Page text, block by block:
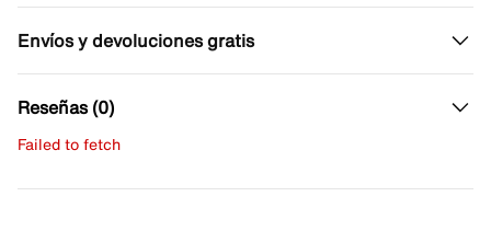
Envíos y devoluciones gratis
Reseñas (0)
Failed to fetch